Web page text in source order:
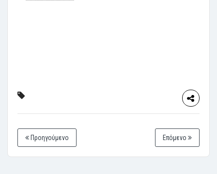
Προηγούμενο Επόμενο